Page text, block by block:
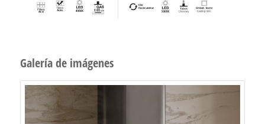
Galería de imágenes